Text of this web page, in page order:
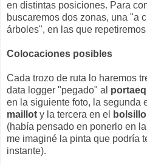
en distintas posiciones. Para
buscaremos dos zonas, una "a
árboles", en las que
Colocaciones posibles
Cada trozo de ruta lo haremos
data logger "pegado" al
en la siguiente foto, la segunda
maillot y la tercera en el
(había pensado en ponerlo en
me imaginé la pinta que podría
instante).